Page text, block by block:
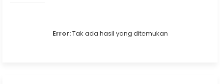
Error:Tak ada hasil yang ditemukan